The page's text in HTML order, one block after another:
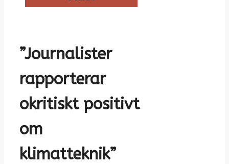
”Journalister
rapporterar
okritiskt positivt
om
klimatteknik”